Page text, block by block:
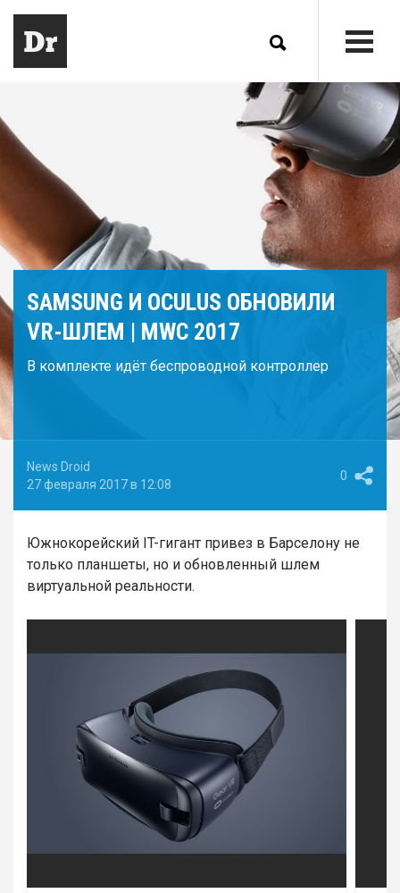
SAMSUNG И OCULUS ОБНОВИЛИ
VR-ШЛЕМ | MWC 2017
В комплекте идёт беспроводной контроллер
News Droid
27 февраля 2017 в 12:08
0
Южнокорейский IT-гигант привез в Барселону не
только планшеты, но и обновленный шлем
виртуальной реальности.